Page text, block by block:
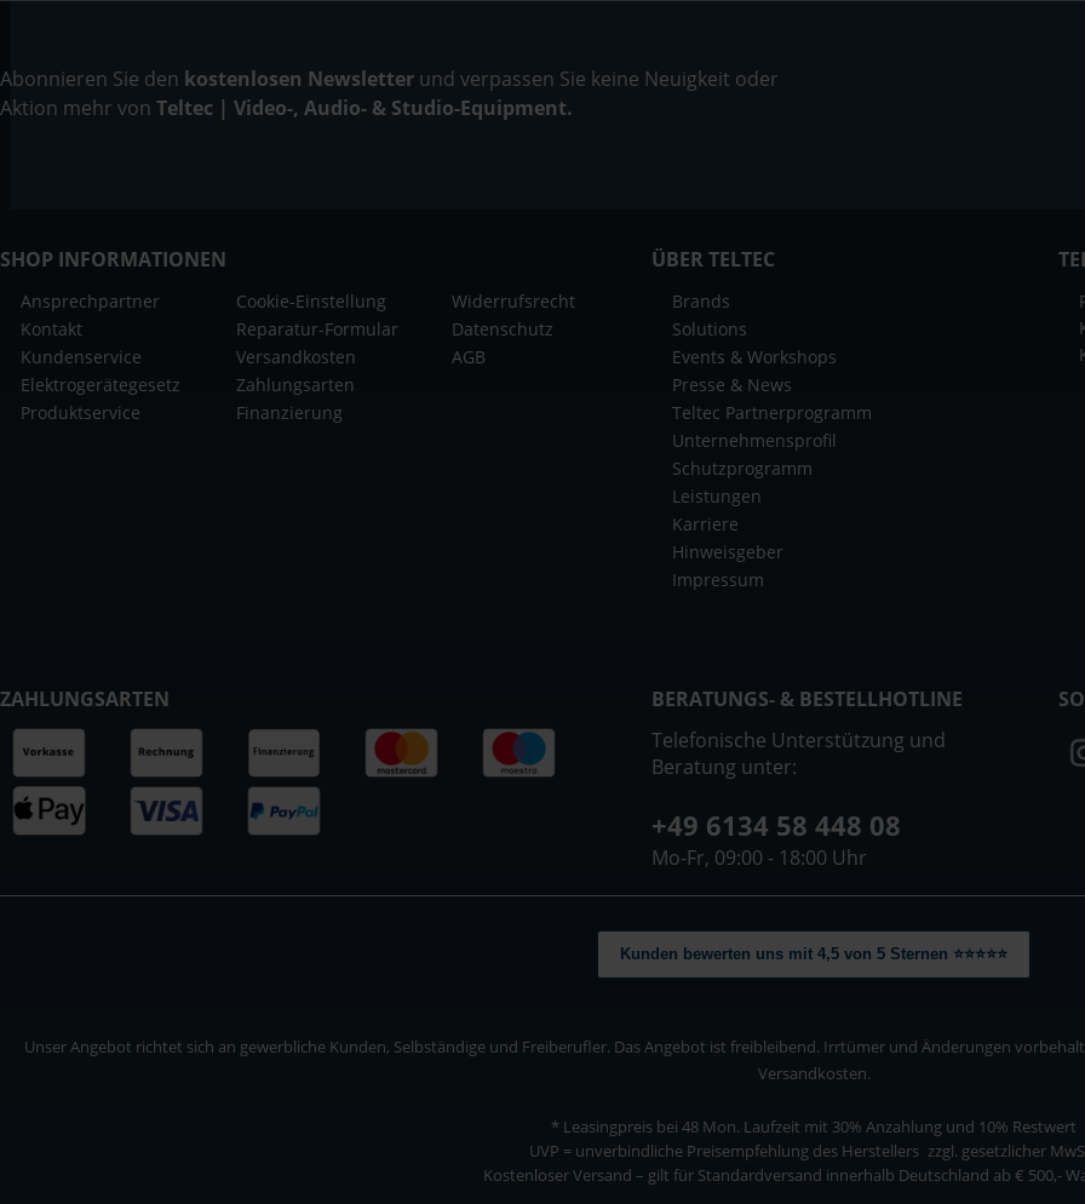
Abonnieren Sie den kostenlosen Newsletter und verpassen Sie keine Neuigkeit oder
Aktion mehr von Teltec | Video-, Audio- & Studio-Equipment.
SHOP INFORMATIONEN
Ansprechpartner
Kontakt
Kundenservice
Elektrogerätegesetz
Produktservice
Cookie-Einstellung
Reparatur-Formular
Versandkosten
Zahlungsarten
Finanzierung
Widerrufsrecht
Datenschutz
AGB
ÜBER TELTEC
Brands
Solutions
Events & Workshops
Presse & News
Teltec Partnerprogramm
Unternehmensprofil
Schutzprogramm
Leistungen
Karriere
Hinweisgeber
Impressum
ZAHLUNGSARTEN
BERATUNGS- & BESTELLHOTLINE
Telefonische Unterstützung und
Beratung unter:
+49 6134 58 448 08
Mo-Fr, 09:00 - 18:00 Uhr
Kunden bewerten uns mit 4,5 von 5 Sternen ⭐⭐⭐⭐⭐
Unser Angebot richtet sich an gewerbliche Kunden, Selbständige und Freiberufler. Das Angebot ist freibleibend. Irrtümer und Änderungen
Versandkosten.
* Leasingpreis bei 48 Mon. Laufzeit mit 30% Anzahlung und 10% Restwert
UVP = unverbindliche Preisempfehlung des Herstellers zzgl. gesetzlicher
Kostenloser Versand – gilt für Standardversand innerhalb Deutschland ab € 500,-